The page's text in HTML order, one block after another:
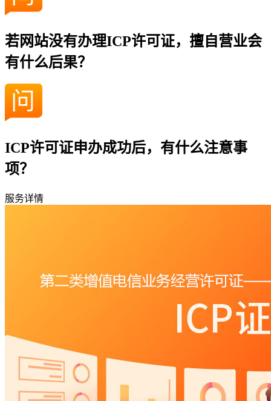
若网站没有办理ICP许可证，擅自营业会
有什么后果？
ICP许可证申办成功后，有什么注意事
项？
服务详情